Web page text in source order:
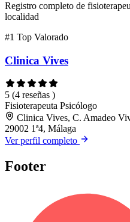
Registro completo de
localidad
#1 Top Valorado
Clinica Vives
5 (4 reseñas )
Fisioterapeuta Psicólogo
Clinica Vives, C. Amadeo
29002 1ª4, Málaga
Ver perfil completo
Footer